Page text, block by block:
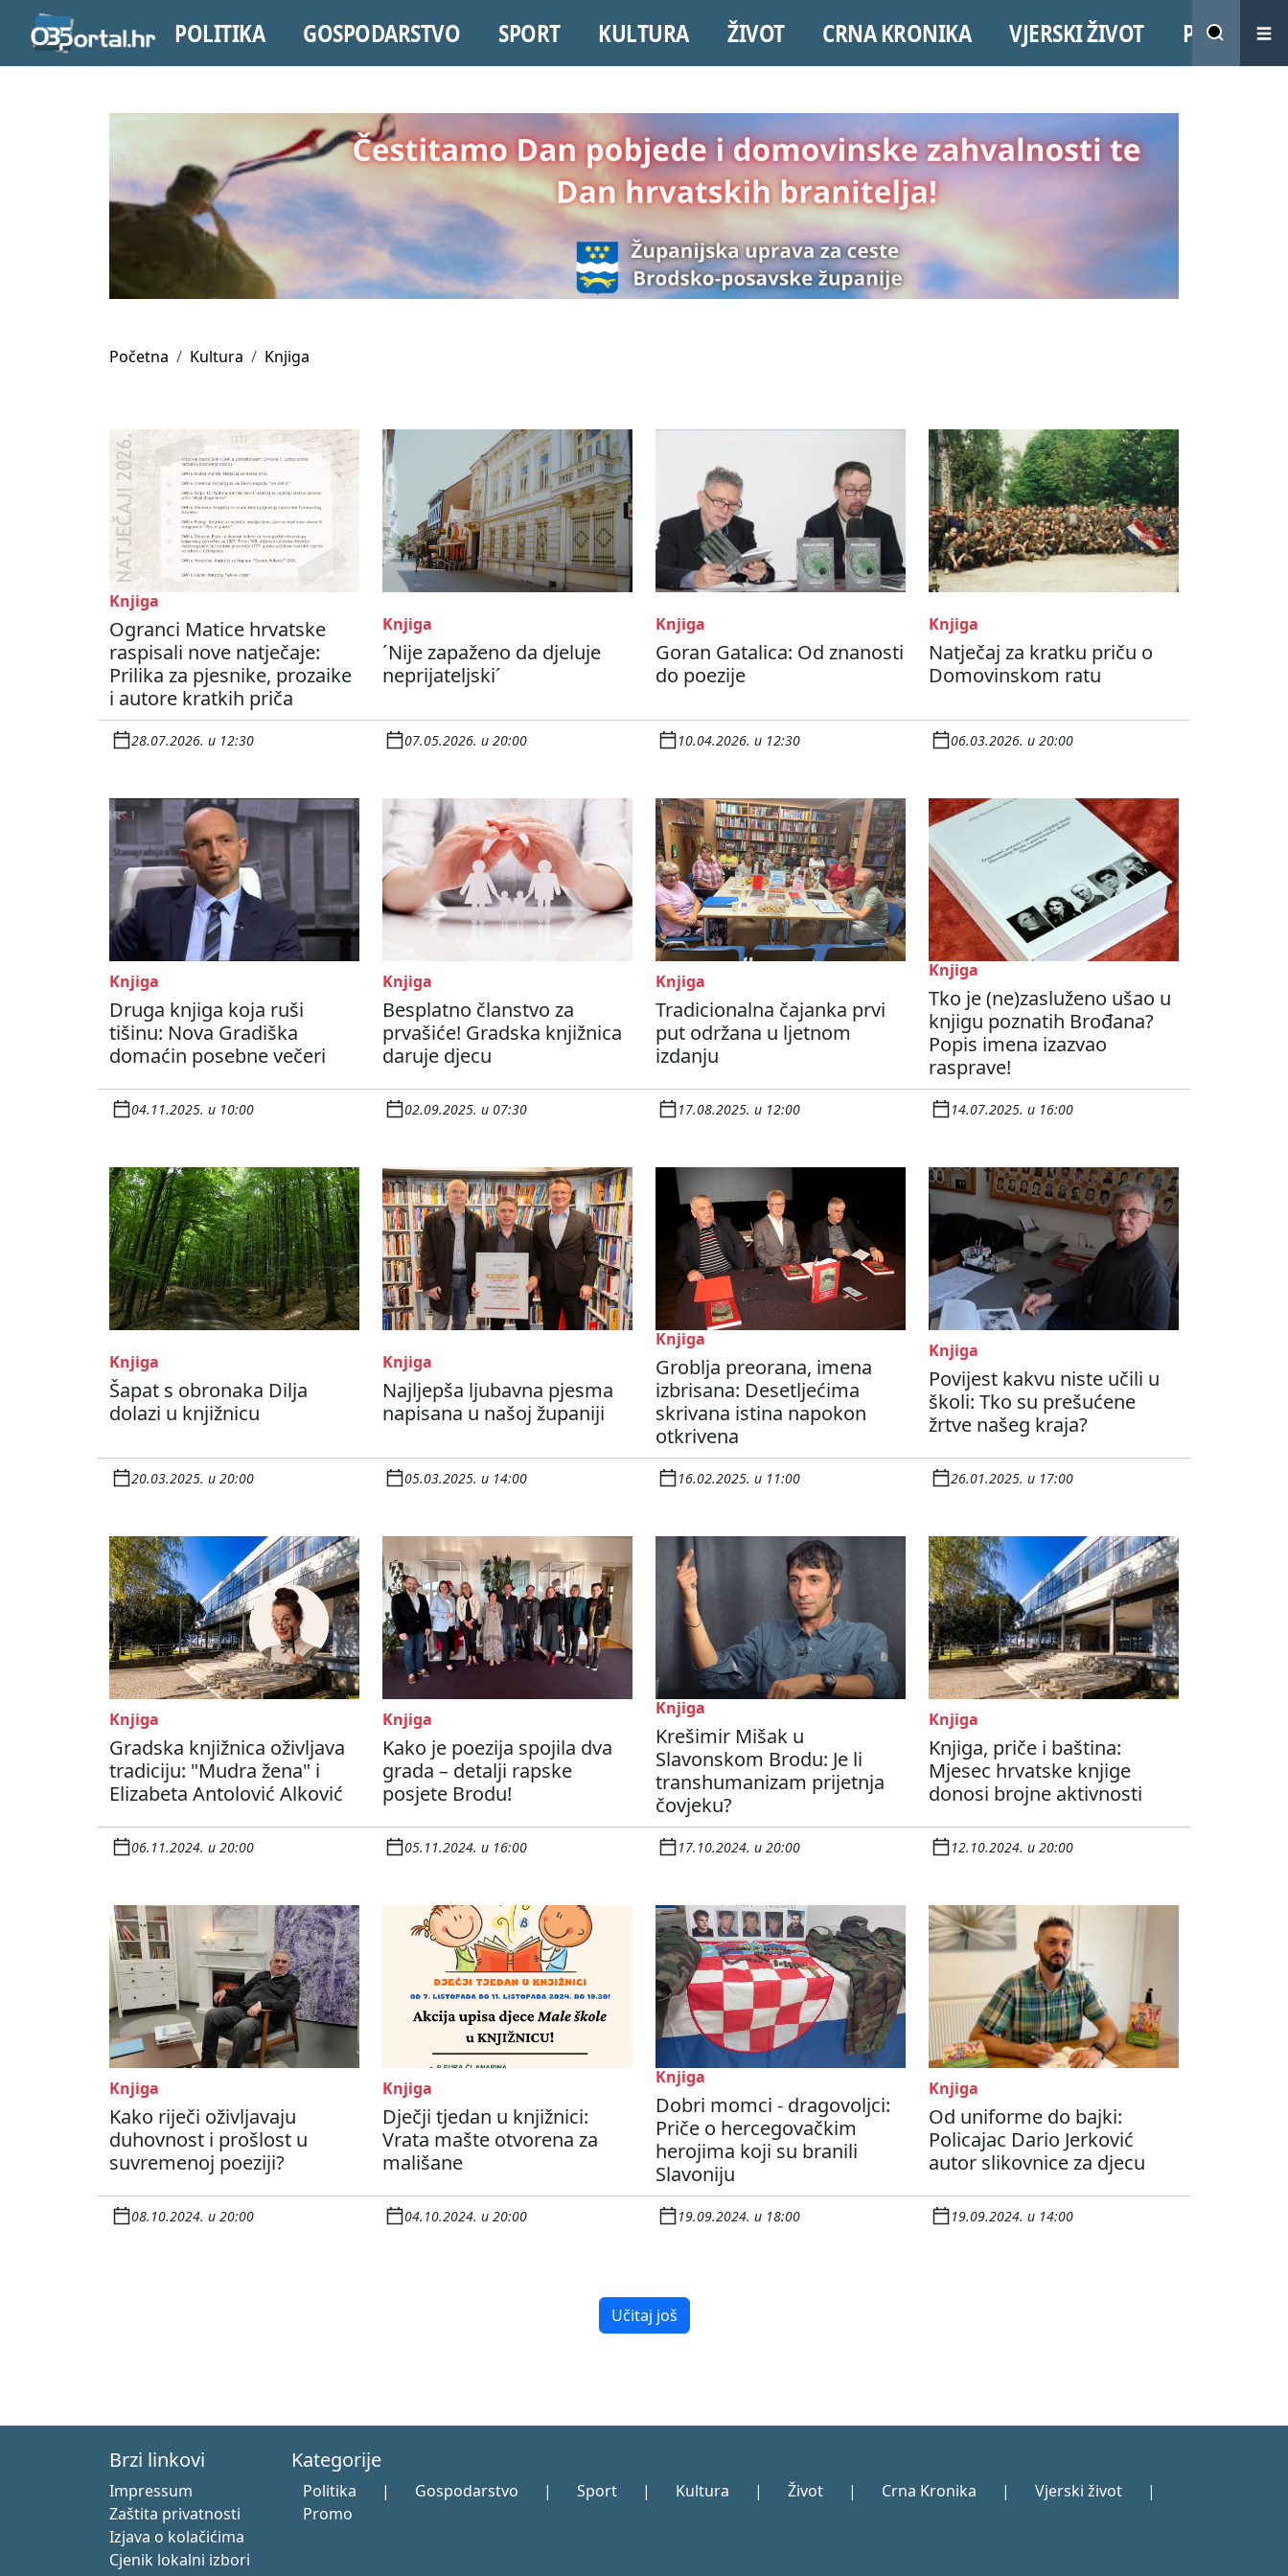
POLITIKA GOSPODARSTVO SPORT KULTURA ŽIVOT CRNA KRONIKA VJERSKI ŽIVOT PROMO
Početna Kultura Knjiga
Knjiga
Ogranci Matice hrvatske
raspisali nove natječaje:
Prilika za pjesnike, prozaike
i autore kratkih priča
28.07.2026. u 12:30
Knjiga
´Nije zapaženo da djeluje
neprijateljski´
07.05.2026. u 20:00
Knjiga
Goran Gatalica: Od znanosti
do poezije
10.04.2026. u 12:30
Knjiga
Natječaj za kratku priču o
Domovinskom ratu
06.03.2026. u 20:00
Knjiga
Druga knjiga koja ruši
tišinu: Nova Gradiška
domaćin posebne večeri
04.11.2025. u 10:00
Knjiga
Besplatno članstvo za
prvašiće! Gradska knjižnica
daruje djecu
02.09.2025. u 07:30
Knjiga
Tradicionalna čajanka prvi
put održana u ljetnom
izdanju
17.08.2025. u 12:00
Knjiga
Tko je (ne)zasluženo ušao u
knjigu poznatih Brođana?
Popis imena izazvao
rasprave!
14.07.2025. u 16:00
Knjiga
Šapat s obronaka Dilja
dolazi u knjižnicu
20.03.2025. u 20:00
Knjiga
Najljepša ljubavna pjesma
napisana u našoj županiji
05.03.2025. u 14:00
Knjiga
Groblja preorana, imena
izbrisana: Desetljećima
skrivana istina napokon
otkrivena
16.02.2025. u 11:00
Knjiga
Povijest kakvu niste učili u
školi: Tko su prešućene
žrtve našeg kraja?
26.01.2025. u 17:00
Knjiga
Gradska knjižnica oživljava
tradiciju: "Mudra žena" i
Elizabeta Antolović Alković
06.11.2024. u 20:00
Knjiga
Kako je poezija spojila dva
grada – detalji rapske
posjete Brodu!
05.11.2024. u 16:00
Knjiga
Krešimir Mišak u
Slavonskom Brodu: Je li
transhumanizam prijetnja
čovjeku?
17.10.2024. u 20:00
Knjiga
Knjiga, priče i baština:
Mjesec hrvatske knjige
donosi brojne aktivnosti
12.10.2024. u 20:00
Knjiga
Kako riječi oživljavaju
duhovnost i prošlost u
suvremenoj poeziji?
08.10.2024. u 20:00
Knjiga
Dječji tjedan u knjižnici:
Vrata mašte otvorena za
mališane
04.10.2024. u 20:00
Knjiga
Dobri momci - dragovoljci:
Priče o hercegovačkim
herojima koji su branili
Slavoniju
19.09.2024. u 18:00
Knjiga
Od uniforme do bajki:
Policajac Dario Jerković
autor slikovnice za djecu
19.09.2024. u 14:00
Učitaj još
Brzi linkovi
Impressum
Zaštita privatnosti
Izjava o kolačićima
Cjenik lokalni izbori
Kategorije
Politika | Gospodarstvo | Sport | Kultura | Život | Crna Kronika | Vjerski život
|
Promo